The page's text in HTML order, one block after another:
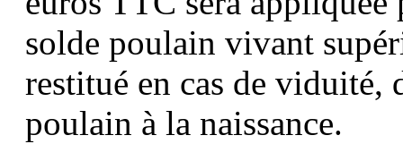
solde poulain vivant
restitué en cas de viduité,
poulain à la naissance.